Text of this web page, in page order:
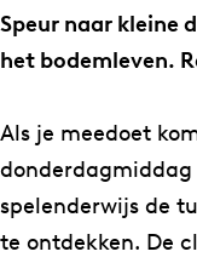
u
u
c
l
u
b
a
t
u
r
c
l
n
a
u
u
r
c
u
u
c
l
u
b
t
n
t
u
u
r
Speur naar kleine
het bodemleven.
Als je meedoet
donderdagmiddag
spelenderwijs de
te ontdekken. De